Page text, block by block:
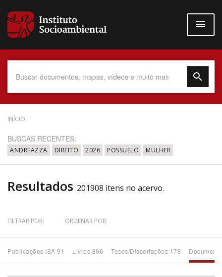
para
conteúdo
Data do Documento
Até
Povo Indígena
INÍCIO
BUSCAS RECENTES:
ANDREAZZA DIREITO 2026 POSSUELO MULHER
Resultados 201908 itens no acervo.
FILTRAR POR: ORDENAR POR:
Publicações ISA 91 Livros 806 Teses/Dissertações 178